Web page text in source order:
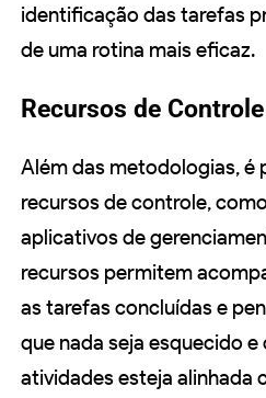
identificação das tarefas
de uma rotina mais eficaz.
Recursos de Controle
Além das metodologias, é
recursos de controle,
aplicativos de
recursos permitem
as tarefas concluídas e
que nada seja esquecido
atividades esteja alinhada